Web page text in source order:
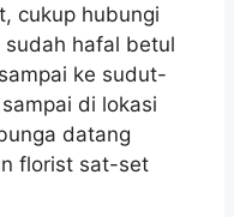
cukup hubungi
sudah hafal betul
ke sudut-
di lokasi
datang
florist sat-set